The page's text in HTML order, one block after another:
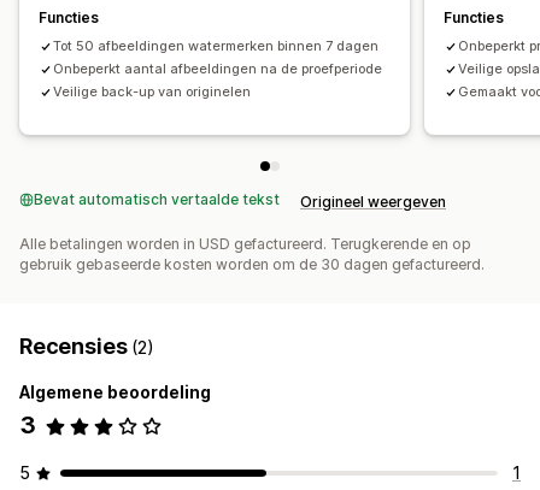
Functies
Tot 50 afbeeldingen watermerken binnen 7 dagen
Onbeperkt aantal afbeeldingen na de proefperiode
Veilige back-up van originelen
Functies
Onbeperkt
Veilige
Gemaakt
Bevat automatisch vertaalde tekst Origineel weergeven
Alle betalingen worden in USD gefactureerd. Terugkerende en op
gebruik gebaseerde kosten worden om de 30 dagen gefactureerd.
Recensies (2)
Algemene beoordeling
3
5
1